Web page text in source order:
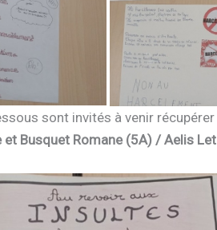
sont invités à venir
et Busquet Romane (5A) / Aelis